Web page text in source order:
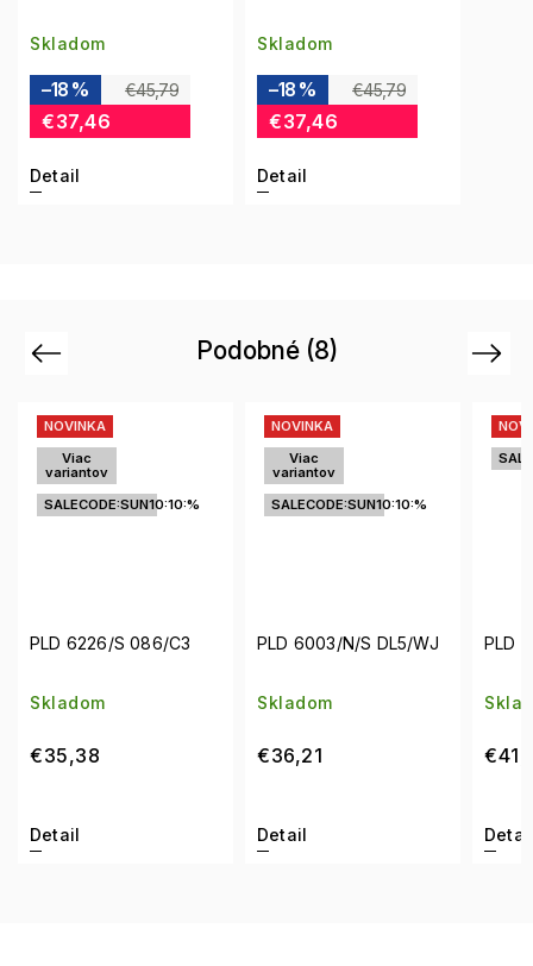
Skladom
€45,79
–18 %
€37,46
Detail
Skladom
€45,79
–18 %
€37,46
Detail
Podobné (8)
Previous
NOVINKA
Viac
variantov
SALECODE:SUN10:10:%
PLD 6003/N/S DL5/WJ
Skladom
€36,21
Detail
NOVINKA
SALECODE:SUN10:10:%
PLD 2068/S/X 807
Skladom
€41,25
Detail
Next